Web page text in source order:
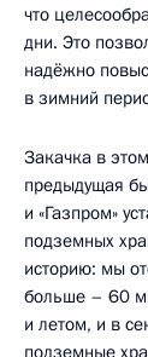
что
дни. Это
надёжно
в зимний
Закачка в
предыдущая
и «Газпром»
подземных
историю: мы
больше – 60
и летом, и в
подземные